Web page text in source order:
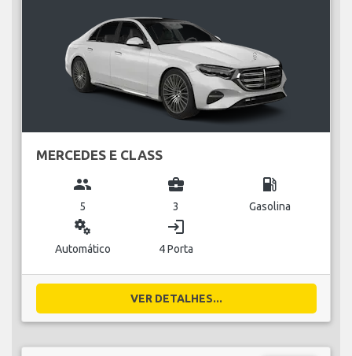
MERCEDES E CLASS
group
5
business_center
3
local_gas_station
Gasolina
miscellaneous_services
Automático
login
4 Porta
VER DETALHES...